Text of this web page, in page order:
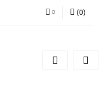
(0)